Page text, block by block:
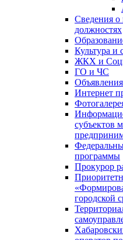
Сведения о
должностях
Культура и
ЖКХ и
ГО и ЧС
Интернет
субъектов
программы
Прокурор
городской